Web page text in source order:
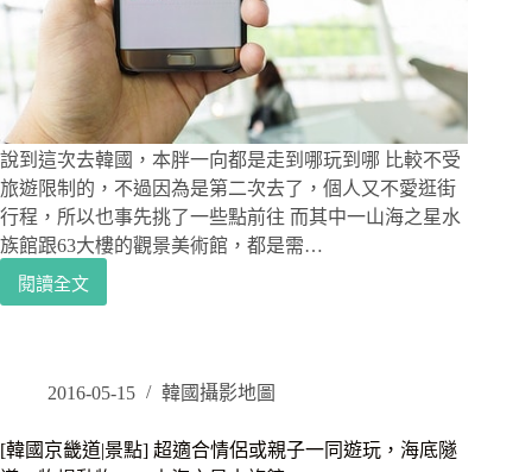
首
爾
63
大
廈
空
中
美
術
館
/
說到這次去韓國，本胖一向都是走到哪玩到哪 比較不受
旅遊限制的，不過因為是第二次去了，個人又不愛逛街
行程，所以也事先挑了一些點前往 而其中一山海之星水
族館跟63大樓的觀景美術館，都是需…
閱讀全文
[韓
旅
必
2016-05-15 韓國攝影地圖
[韓國京畿道|景點] 超適合情侶或親子一同遊玩，海底隧